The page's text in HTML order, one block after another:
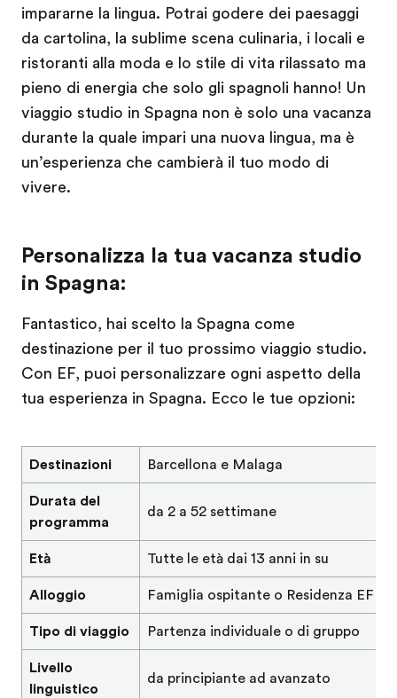
impararne la lingua. Potrai godere dei paesaggi
da cartolina, la sublime scena culinaria, i locali e
ristoranti alla moda e lo stile di vita rilassato ma
pieno di energia che solo gli spagnoli hanno! Un
viaggio studio in Spagna non è solo una vacanza
durante la quale impari una nuova lingua, ma è
un’esperienza che cambierà il tuo modo di
vivere.
Personalizza la tua vacanza studio
in Spagna:
Fantastico, hai scelto la Spagna come
destinazione per il tuo prossimo viaggio studio.
Con EF, puoi personalizzare ogni aspetto della
tua esperienza in Spagna. Ecco le tue opzioni:
Destinazioni Barcellona e Malaga
Durata del
programma
da 2 a 52 settimane
Età Tutte le età dai 13 anni in su
Alloggio Famiglia ospitante o Residenza EF
Tipo di viaggio Partenza individuale o di gruppo
Livello
linguistico
da principiante ad avanzato